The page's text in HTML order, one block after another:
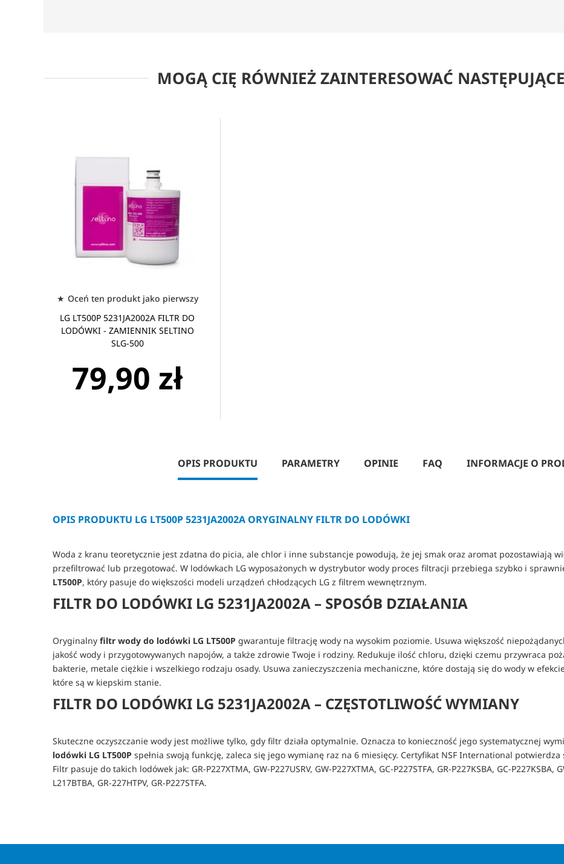
MOGĄ CIĘ RÓWNIEŻ ZAINTERESOWAĆ
Oceń ten produkt jako pierwszy
LG LT500P 5231JA2002A FILTR DO
LODÓWKI - ZAMIENNIK SELTINO
SLG-500
79,90 zł
OPIS PRODUKTU PARAMETRY OPINIE FAQ INFORMACJE O
OPIS PRODUKTU LG LT500P 5231JA2002A ORYGINALNY FILTR DO LODÓWKI
Woda z kranu teoretycznie jest zdatna do picia, ale chlor i inne substancje powodują, że jej smak oraz aromat pozostawiają
przefiltrować lub przegotować. W lodówkach LG wyposażonych w dystrybutor wody proces filtracji przebiega szybko i
LT500P, który pasuje do większości modeli urządzeń chłodzących LG z filtrem wewnętrznym.
FILTR DO LODÓWKI LG 5231JA2002A – SPOSÓB DZIAŁANIA
Oryginalny filtr wody do lodówki LG LT500P gwarantuje filtrację wody na wysokim poziomie. Usuwa większość
jakość wody i przygotowywanych napojów, a także zdrowie Twoje i rodziny. Redukuje ilość chloru, dzięki czemu przywraca
bakterie, metale ciężkie i wszelkiego rodzaju osady. Usuwa zanieczyszczenia mechaniczne, które dostają się do wody w
które są w kiepskim stanie.
FILTR DO LODÓWKI LG 5231JA2002A – CZĘSTOTLIWOŚĆ WYMIANY
Skuteczne oczyszczanie wody jest możliwe tylko, gdy filtr działa optymalnie. Oznacza to konieczność jego systematycznej
lodówki LG LT500P spełnia swoją funkcję, zaleca się jego wymianę raz na 6 miesięcy. Certyfikat NSF International
Filtr pasuje do takich lodówek jak: GR-P227XTMA, GW-P227USRV, GW-P227XTMA, GC-P227STFA, GR-P227KSBA, GC-P227KSBA,
L217BTBA, GR-227HTPV, GR-P227STFA.